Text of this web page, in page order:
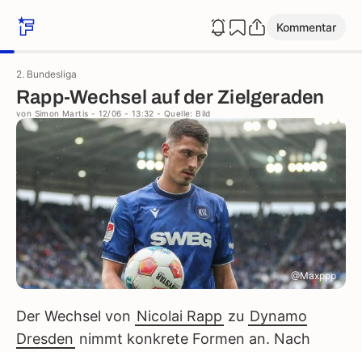
Kommentar
2. Bundesliga
Rapp-Wechsel auf der Zielgeraden
von Simon Martis - 12/06 - 13:32 - Quelle: Bild
@Maxppp
Der Wechsel von Nicolai Rapp zu Dynamo
Dresden nimmt konkrete Formen an. Nach